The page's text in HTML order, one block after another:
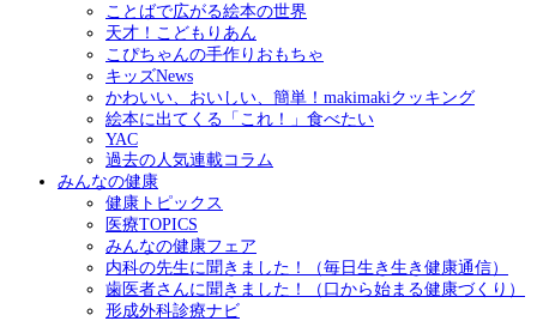
ことばで広がる絵本の世界
天才！こどもりあん
こぴちゃんの手作りおもちゃ
キッズNews
かわいい、おいしい、簡単！makimakiクッキング
絵本に出てくる「これ！」食べたい
YAC
過去の人気連載コラム
みんなの健康
健康トピックス
医療TOPICS
みんなの健康フェア
内科の先生に聞きました！（毎日生き生き健康通信）
歯医者さんに聞きました！（口から始まる健康づくり）
形成外科診療ナビ